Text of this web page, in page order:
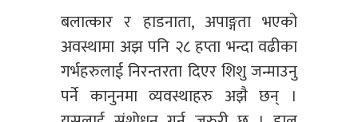
बलात्कार र हाडनाता, अपाङ्गता भएको
अवस्थामा अझ पनि २८ हप्ता भन्दा वढीका
गर्भहरुलाई निरन्तरता दिएर शिशु जन्माउनु
पर्ने कानुनमा व्यवस्थाहरु अझै छन् ।